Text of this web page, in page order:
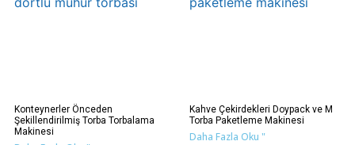
Konteynerler Önceden
Şekillendirilmiş Torba Torbalama
Makinesi
Kahve Çekirdekleri Doypack ve M
Torba Paketleme Makinesi
Daha Fazla Oku "